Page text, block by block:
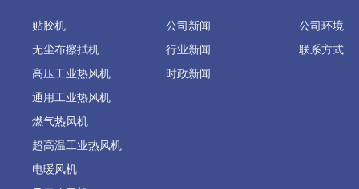
贴胶机
无尘布擦拭机
高压工业热风机
通用工业热风机
燃气热风机
超高温工业热风机
电暖风机
公司新闻
行业新闻
时政新闻
公司环境
联系方式